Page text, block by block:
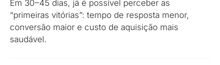
Em 30–45 dias, já é possível perceber as
“primeiras vitórias”: tempo de resposta menor,
conversão maior e custo de aquisição mais
saudável.